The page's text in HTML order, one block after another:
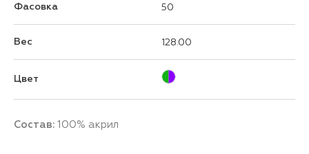
Фасовка 50
Вес 128.00
Цвет
Состав: 100% акрил